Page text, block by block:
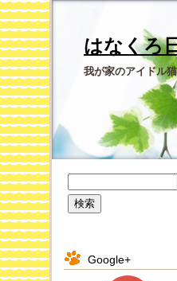
はなくろ
我が家のアイドル
Google+